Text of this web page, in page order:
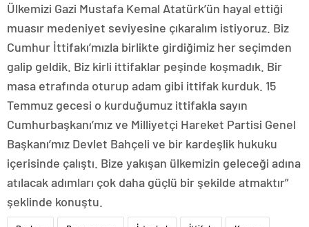
Ülkemizi Gazi Mustafa Kemal Atatürk’ün hayal ettiği
muasır medeniyet seviyesine çıkaralım istiyoruz. Biz
Cumhur İttifakı’mızla birlikte girdiğimiz her seçimden
galip geldik. Biz kirli ittifaklar peşinde koşmadık. Bir
masa etrafında oturup adam gibi ittifak kurduk. 15
Temmuz gecesi o kurduğumuz ittifakla sayın
Cumhurbaşkanı’mız ve Milliyetçi Hareket Partisi Genel
Başkanı’mız Devlet Bahçeli ve bir kardeşlik hukuku
içerisinde çalıştı. Bize yakışan ülkemizin geleceği adına
atılacak adımları çok daha güçlü bir şekilde atmaktır”
şeklinde konuştu.